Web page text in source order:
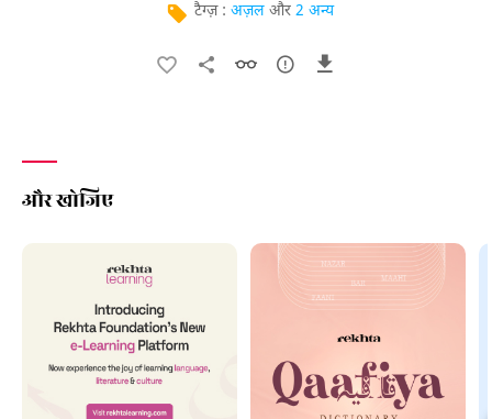
टैग्ज़ : अज़ल और 2 अन्य
और खोजिए